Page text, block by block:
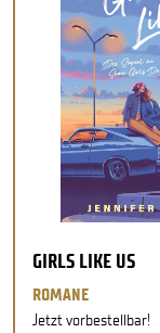
GIRLS LIKE US
ROMANE
Jetzt vorbestellbar!